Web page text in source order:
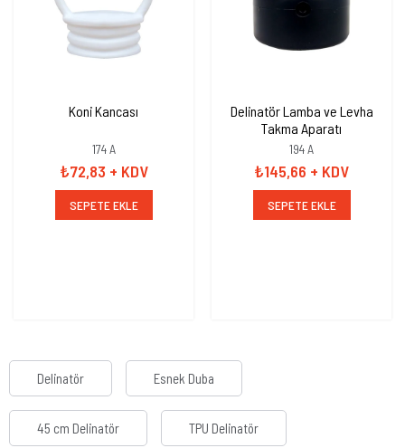
Koni Kancası
174 A
₺72,83 + KDV
SEPETE EKLE
Delinatör Lamba ve Levha
Takma Aparatı
194 A
₺145,66 + KDV
SEPETE EKLE
Delinatör Esnek Duba
45 cm Delinatör TPU Delinatör